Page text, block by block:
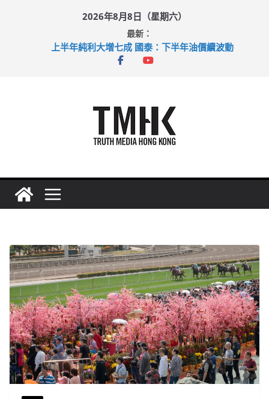
2026年8月8日（星期六）
最新：
上半年純利大增七成 國泰：下半年油價續波動
拜仁熱身賽挫維拉 啟德主場館奪錦標